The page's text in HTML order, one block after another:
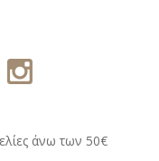
άνω των 50€